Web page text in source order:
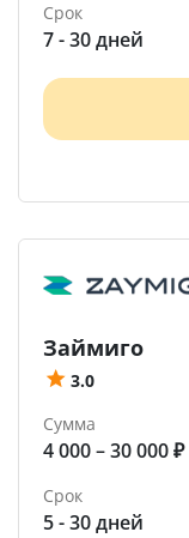
Срок
7 - 30 дней
Займиго
3.0
Сумма
4 000 – 30 000 ₽
Срок
5 - 30 дней